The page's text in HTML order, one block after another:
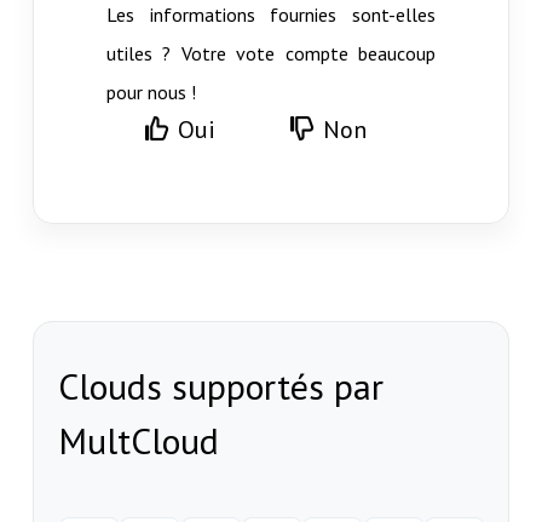
Les informations fournies sont-elles
utiles ? Votre vote compte beaucoup
pour nous !
Oui Non
Clouds supportés par
MultCloud